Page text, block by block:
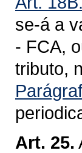
se-á a
- FCA,
tributo,
Art. 25.